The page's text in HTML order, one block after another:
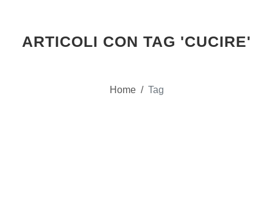
ARTICOLI CON TAG 'CUCIRE'
Home / Tag